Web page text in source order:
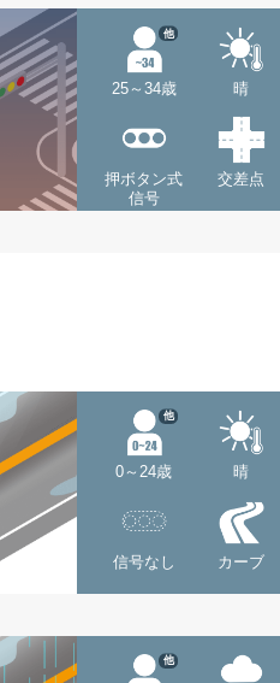
25～34歳
他
晴
押ボタン式
信号
交差点
0～24歳
他
晴
信号なし カーブ
他